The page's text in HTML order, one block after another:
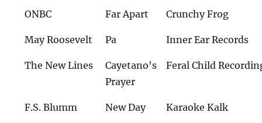
ONBC Far Apart Crunchy Frog
May Roosevelt Pa Inner Ear Records
The New Lines
Cayetano's
Prayer
Feral Child
F.S. Blumm New Day Karaoke Kalk